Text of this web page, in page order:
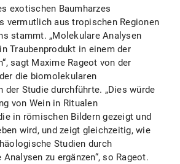
exotischen Baumharzes
vermutlich aus tropischen Regionen
stammt. „Molekulare Analysen
Traubenprodukt in einem der
sagt Maxime Rageot von der
die biomolekularen
der Studie durchführte. „Dies würde
von Wein in Ritualen
in römischen Bildern gezeigt und
wird, und zeigt gleichzeitig, wie
Studien durch
zu ergänzen“, so Rageot.